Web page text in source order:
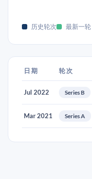
历史轮次 最新一轮
日期 轮次
Jul 2022 Series B
Mar 2021 Series A